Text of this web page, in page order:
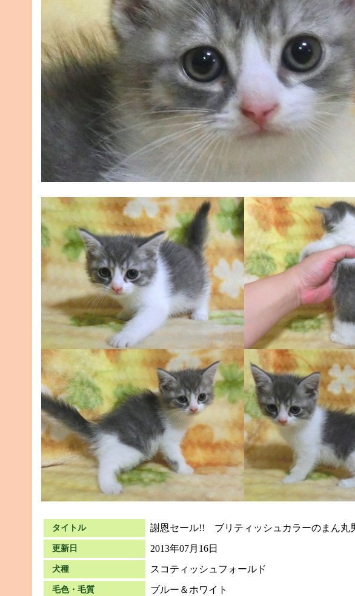
タイトル 謝恩セール!! ブリティッシュカラーのまん丸
更新日 2013年07月16日
犬種 スコティッシュフォールド
毛色・毛質 ブルー＆ホワイト